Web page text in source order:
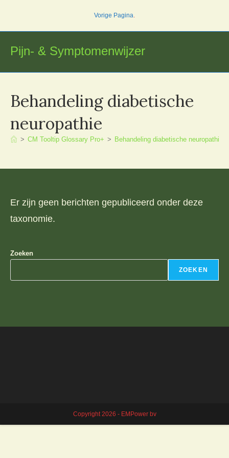
inhoud
Vorige Pagina.
Pijn- & Symptomenwijzer
Behandeling diabetische
neuropathie
> CM Tooltip Glossary Pro+ > Behandeling diabetische neuropathie
Er zijn geen berichten gepubliceerd onder deze
taxonomie.
Zoeken
ZOEKEN
Copyright 2026 - EMPower bv